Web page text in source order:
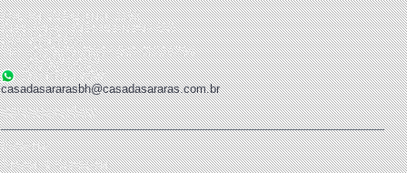
Rua dos Goitacazes, 1152
Barro Preto - Belo Horizonte/ MG
CEP 30190-051
Tel: (31) 3275-2920 / (31) 3272-6754
(31) 3271-6107
(31) 99161-3663
casadasararasbh@casadasararas.com.br
INFORMAÇÕES
Empresa
Termos & Condições